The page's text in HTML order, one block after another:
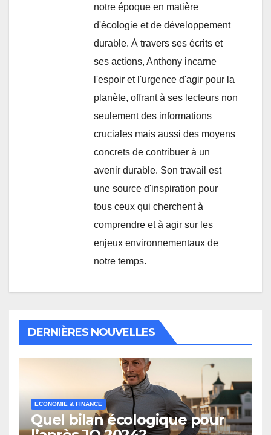
notre époque en matière
d'écologie et de développement
durable. À travers ses écrits et
ses actions, Anthony incarne
l'espoir et l'urgence d'agir pour la
planète, offrant à ses lecteurs non
seulement des informations
cruciales mais aussi des moyens
concrets de contribuer à un
avenir durable. Son travail est
une source d'inspiration pour
tous ceux qui cherchent à
comprendre et à agir sur les
enjeux environnementaux de
notre temps.
DERNIÈRES NOUVELLES
ECONOMIE & FINANCE
Quel bilan écologique pour